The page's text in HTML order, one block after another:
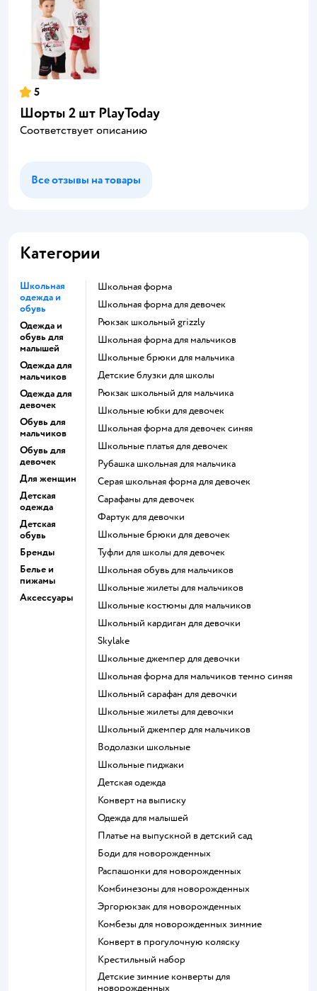
5
Шорты 2 шт PlayToday
Соответствует описанию
Все отзывы на товары
Категории
Школьная
одежда и
обувь
Одежда и
обувь для
малышей
Одежда для
мальчиков
Одежда для
девочек
Обувь для
мальчиков
Обувь для
девочек
Для женщин
Детская
одежда
Детская
обувь
Бренды
Белье и
пижамы
Аксессуары
Школьная форма
Школьная форма для девочек
Рюкзак школьный grizzly
Школьная форма для мальчиков
Школьные брюки для мальчика
Детские блузки для школы
Рюкзак школьный для мальчика
Школьные юбки для девочек
Школьная форма для девочек синяя
Школьные платья для девочек
Рубашка школьная для мальчика
Серая школьная форма для девочек
Сарафаны для девочек
Фартук для девочки
Школьные брюки для девочек
Туфли для школы для девочек
Школьная обувь для мальчиков
Школьные жилеты для мальчиков
Школьные костюмы для мальчиков
Школьный кардиган для девочки
Skylake
Школьные джемпер для девочки
Школьная форма для мальчиков темно синяя
Школьный сарафан для девочки
Школьные жилеты для девочки
Школьный джемпер для мальчиков
Водолазки школьные
Школьные пиджаки
Детская одежда
Конверт на выписку
Одежда для малышей
Платье на выпускной в детский сад
Боди для новорожденных
Распашонки для новорожденных
Комбинезоны для новорожденных
Эргорюкзак для новорожденных
Комбезы для новорожденных зимние
Конверт в прогулочную коляску
Крестильный набор
Детские зимние конверты для
новорожденных